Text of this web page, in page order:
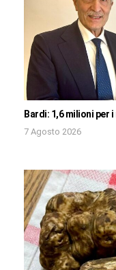
Bardi: 1,6 milioni per
7 Agosto 2026